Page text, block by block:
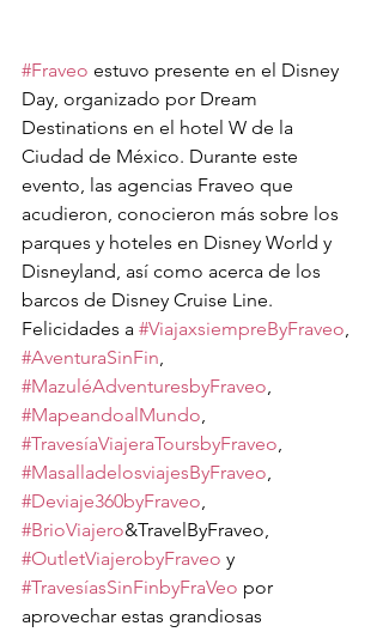
#Fraveo estuvo presente en el Disney
Day, organizado por Dream
Destinations en el hotel W de la
Ciudad de México. Durante este
evento, las agencias Fraveo que
acudieron, conocieron más sobre los
parques y hoteles en Disney World y
Disneyland, así como acerca de los
barcos de Disney Cruise Line.
Felicidades a #ViajaxsiempreByFraveo,
#AventuraSinFin,
#MazuléAdventuresbyFraveo,
#MapeandoalMundo,
#TravesíaViajeraToursbyFraveo,
#MasalladelosviajesByFraveo,
#Deviaje360byFraveo,
#BrioViajero&TravelByFraveo,
#OutletViajerobyFraveo y
#TravesíasSinFinbyFraVeo por
aprovechar estas grandiosas